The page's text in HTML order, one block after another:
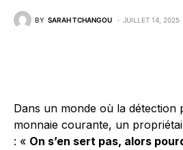
BY SARAH TCHANGOU JUILLET 14, 2025
Dans un monde où la détection
monnaie courante, un
: « On s’en sert pas, alors